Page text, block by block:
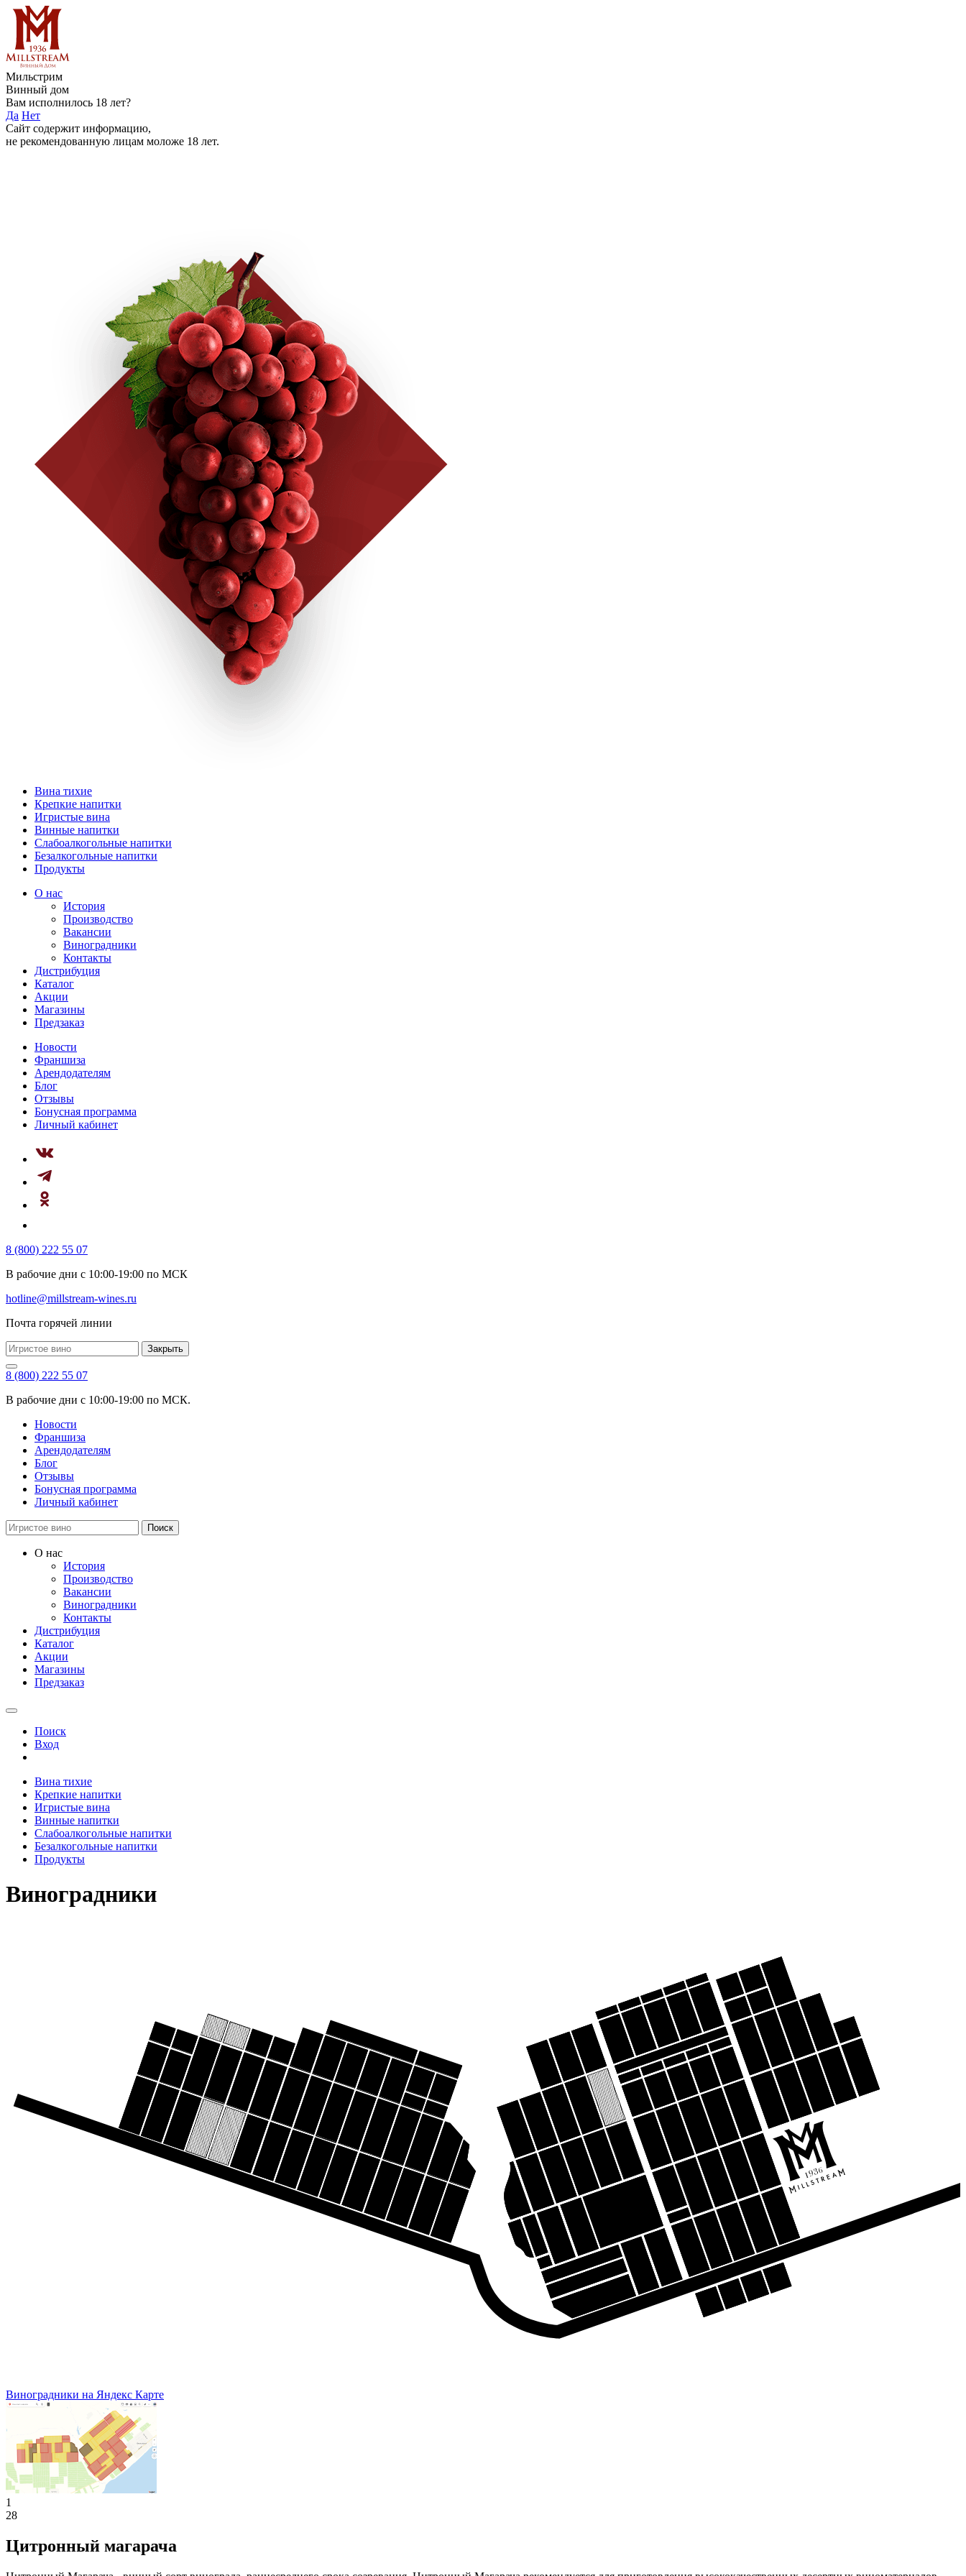
Мильстрим
Винный дом
Вам исполнилось 18 лет?
Да Нет
Сайт содержит информацию,
не рекомендованную лицам моложе 18 лет.
Вина тихие
Крепкие напитки
Игристые вина
Винные напитки
Слабоалкогольные напитки
Безалкогольные напитки
Продукты
О нас
История
Производство
Вакансии
Виноградники
Контакты
Дистрибуция
Каталог
Акции
Магазины
Предзаказ
Новости
Франшиза
Арендодателям
Блог
Отзывы
Бонусная программа
Личный кабинет
8 (800) 222 55 07
В рабочие дни с 10:00-19:00 по МСК
hotline@millstream-wines.ru
Почта горячей линии
Закрыть
8 (800) 222 55 07
В рабочие дни с 10:00-19:00 по МСК.
Новости
Франшиза
Арендодателям
Блог
Отзывы
Бонусная программа
Личный кабинет
Поиск
О нас
История
Производство
Вакансии
Виноградники
Контакты
Дистрибуция
Каталог
Акции
Магазины
Предзаказ
Поиск
Вход
Вина тихие
Крепкие напитки
Игристые вина
Винные напитки
Слабоалкогольные напитки
Безалкогольные напитки
Продукты
Виноградники
Виноградники на Яндекс Карте
1
28
Цитронный магарача